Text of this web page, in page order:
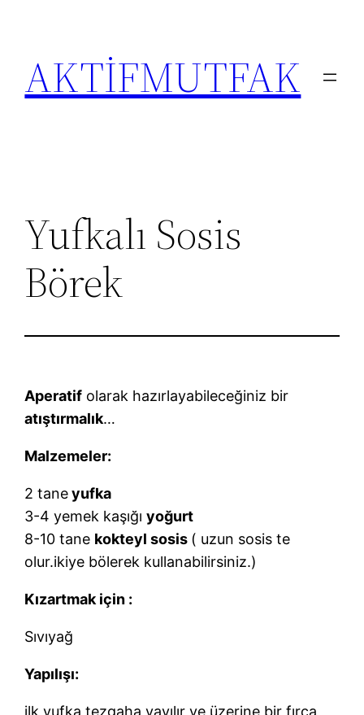
AKTİFMUTFAK
Yufkalı Sosis
Börek
Aperatif olarak hazırlayabileceğiniz bir
atıştırmalık…
Malzemeler:
2 taneyufka
3-4 yemek kaşığıyoğurt
8-10 tane kokteyl sosis ( uzun sosis te
olur.ikiye bölerek kullanabilirsiniz.)
Kızartmak için :
Sıvıyağ
Yapılışı:
ilk yufka tezgaha yayılır ve üzerine bir fırça